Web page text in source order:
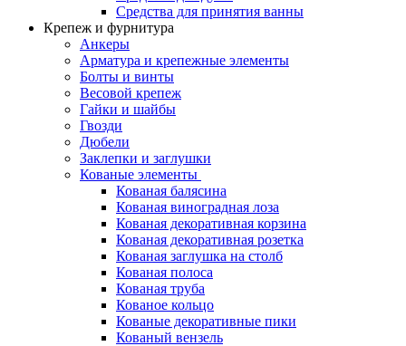
Средства для принятия ванны
Крепеж и фурнитура
Анкеры
Арматура и крепежные элементы
Болты и винты
Весовой крепеж
Гайки и шайбы
Гвозди
Дюбели
Заклепки и заглушки
Кованые элементы
Кованая балясина
Кованая виноградная лоза
Кованая декоративная корзина
Кованая декоративная розетка
Кованая заглушка на столб
Кованая полоса
Кованая труба
Кованое кольцо
Кованые декоративные пики
Кованый вензель